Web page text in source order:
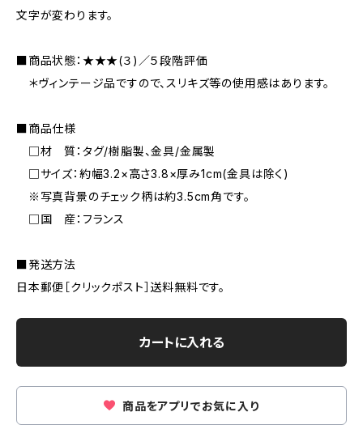
文字が変わります。
■商品状態：★★★(３)／５段階評価
＊ヴィンテージ品ですので、スリキズ等の使用感はあります。
■商品仕様
□材 質：タグ/樹脂製、金具/金属製
□サイズ：約幅3.2×高さ3.8×厚み1cm(金具は除く)
※写真背景のチェック柄は約3.5cm角です。
□国 産：フランス
■発送方法
日本郵便［クリックポスト］送料無料です。
カートに入れる
商品をアプリでお気に入り